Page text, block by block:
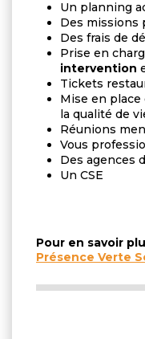
Un planning
Des missions
Des frais de
Prise en
intervention
Tickets
Mise en
la qualité de
Réunions
Vous
Des agences
Un CSE
Pour en savoir
Présence Verte